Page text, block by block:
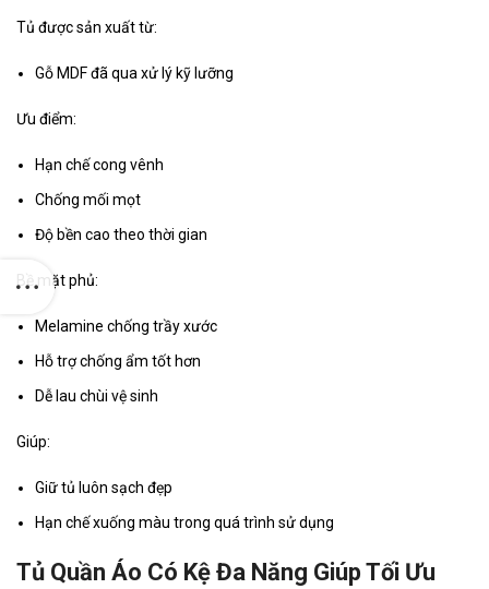
Tủ được sản xuất từ:
Gỗ MDF đã qua xử lý kỹ lưỡng
Ưu điểm:
Hạn chế cong vênh
Chống mối mọt
Độ bền cao theo thời gian
Bề mặt phủ:
Melamine chống trầy xước
Hỗ trợ chống ẩm tốt hơn
Dễ lau chùi vệ sinh
Giúp:
Giữ tủ luôn sạch đẹp
Hạn chế xuống màu trong quá trình sử dụng
Tủ Quần Áo Có Kệ Đa Năng Giúp Tối Ưu